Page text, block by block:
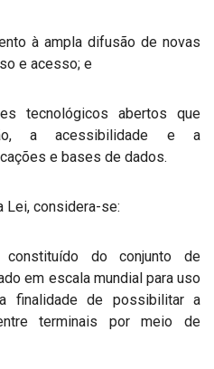
à ampla difusão de novas
e acesso; e
tecnológicos abertos que
a acessibilidade e a
e bases de dados.
Lei, considera-se:
do conjunto de
em escala mundial para uso
finalidade de possibilitar a
terminais por meio de